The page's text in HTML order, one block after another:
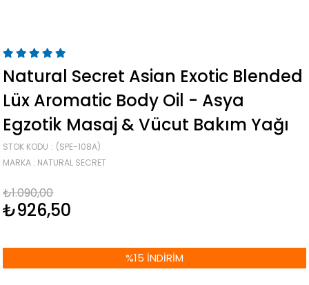
Natural Secret Asian Exotic Blended
Lüx Aromatic Body Oil - Asya
Egzotik Masaj & Vücut Bakım Yağı
STOK KODU
(SPE-108A)
MARKA : NATURAL SECRET
₺1.090,00
₺926,50
%15 İNDIRIM